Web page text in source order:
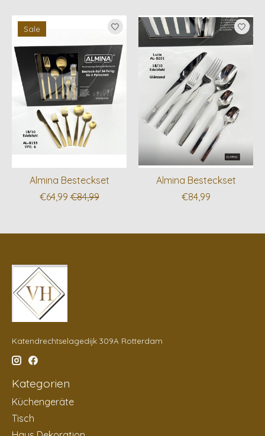
Produkt-Karussell-Artikel
Sale
Almina Besteckset
€64,99 €84,99
Almina Besteckset
€84,99
Katendrechtselagedijk 309A Rotterdam
Kategorien
Küchengeräte
Tisch